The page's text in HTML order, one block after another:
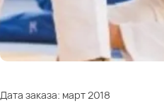
Дата заказа: март 2018